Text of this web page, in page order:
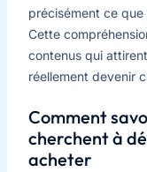
précisément ce
Cette
contenus qui
réellement devenir
Comment
cherchent à
acheter